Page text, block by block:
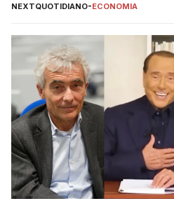
NEXTQUOTIDIANO-ECONOMIA